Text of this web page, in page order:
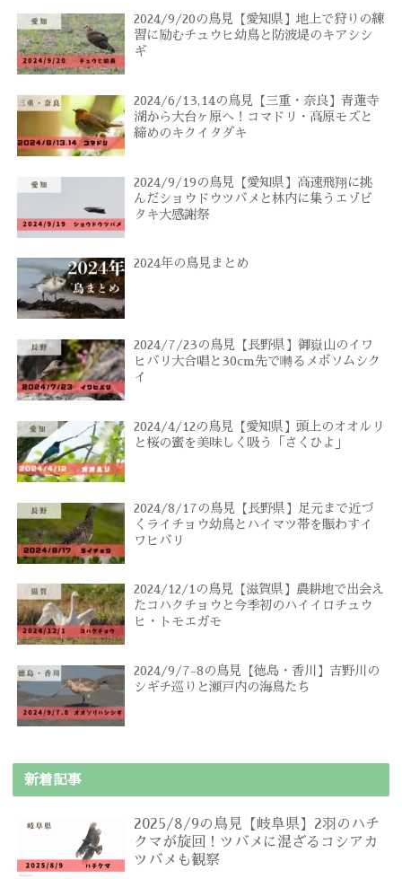
2024/9/20の鳥見【愛知県】地上で狩りの練
習に励むチュウヒ幼鳥と防波堤のキアシシ
ギ
2024/6/13,14の鳥見【三重・奈良】青蓮寺
湖から大台ヶ原へ！コマドリ・高原モズと
締めのキクイタダキ
2024/9/19の鳥見【愛知県】高速飛翔に挑
んだショウドウツバメと林内に集うエゾビ
タキ大感謝祭
2024年の鳥見まとめ
2024/7/23の鳥見【長野県】御嶽山のイワ
ヒバリ大合唱と30cm先で囀るメボソムシク
イ
2024/4/12の鳥見【愛知県】頭上のオオルリ
と桜の蜜を美味しく吸う「さくひよ」
2024/8/17の鳥見【長野県】足元まで近づ
くライチョウ幼鳥とハイマツ帯を賑わすイ
ワヒバリ
2024/12/1の鳥見【滋賀県】農耕地で出会え
たコハクチョウと今季初のハイイロチュウ
ヒ・トモエガモ
2024/9/7-8の鳥見【徳島・香川】吉野川の
シギチ巡りと瀬戸内の海鳥たち
新着記事
2025/8/9の鳥見【岐阜県】2羽のハチ
クマが旋回！ツバメに混ざるコシアカ
ツバメも観察